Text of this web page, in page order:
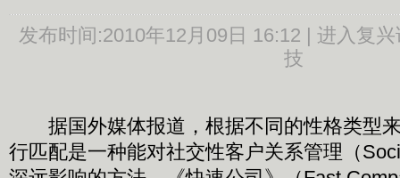
发布时间:2010年12月09日 16:12 | 进入复兴
技
据国外媒体报道，根据不同的性格类型
行匹配是一种能对社交性客户关系管理（